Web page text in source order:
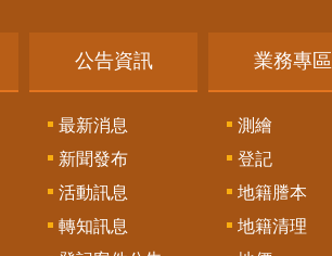
公告資訊
最新消息
新聞發布
活動訊息
轉知訊息
業務專區
測繪
登記
地籍謄本
地籍清理